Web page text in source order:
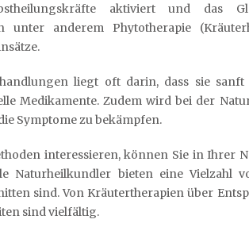
aktiviert und das
unter anderem Phytotherapie
liegt oft darin, dass sie
Medikamente. Zudem wird bei der
Symptome zu bekämpfen.
interessieren, können Sie in Ihrer
Naturheilkundler bieten eine Vielzahl
sind. Von Kräutertherapien über
sind vielfältig.